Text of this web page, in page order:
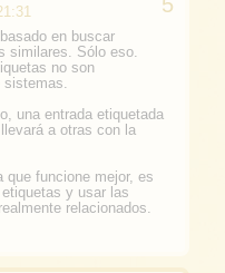
en buscar
similares. Sólo eso.
no son
sistemas.
una entrada etiquetada
a otras con la
que funcione mejor, es
y usar las
relacionados.